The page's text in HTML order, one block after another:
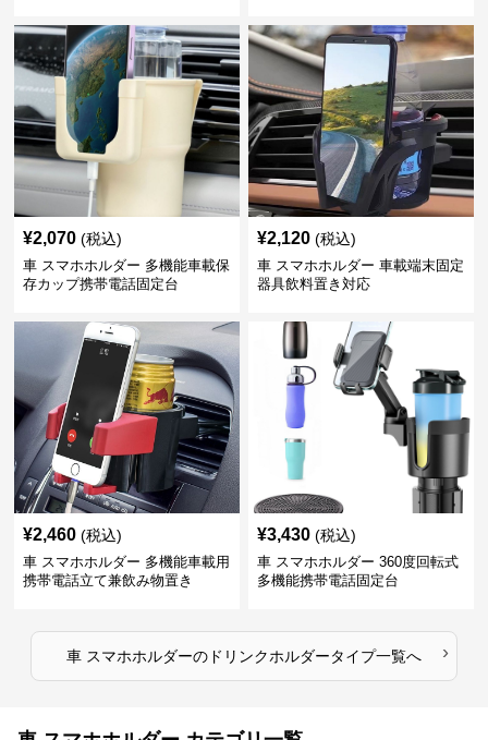
¥2,070 (税込)
車 スマホホルダー 多機能車載保
存カップ携帯電話固定台
¥2,120 (税込)
車 スマホホルダー 車載端末固定
器具飲料置き対応
¥2,460 (税込)
車 スマホホルダー 多機能車載用
携帯電話立て兼飲み物置き
¥3,430 (税込)
車 スマホホルダー 360度回転式
多機能携帯電話固定台
車 スマホホルダーのドリンクホルダータイプ一覧へ ›